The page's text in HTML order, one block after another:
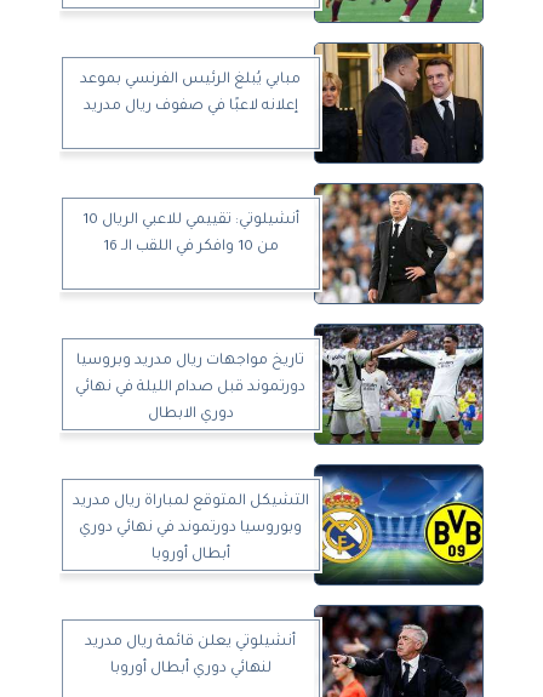
مبابي يُبلغ الرئيس الفرنسي بموعد
إعلانه لاعبًا في صفوف ريال مدريد
أنشيلوتي: تقييمي للاعبي الريال 10
من 10 وافكر في اللقب الـ 16
تاريخ مواجهات ريال مدريد وبروسيا
دورتموند قبل صدام الليلة في نهائي
دوري الابطال
التشيكل المتوقع لمباراة ريال مدريد
وبوروسيا دورتموند في نهائي دوري
أبطال أوروبا
أنشيلوتي يعلن قائمة ريال مدريد
لنهائي دوري أبطال أوروبا